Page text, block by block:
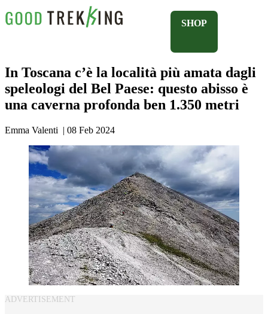
SHOP
In Toscana c’è la località più amata dagli
speleologi del Bel Paese: questo abisso è
una caverna profonda ben 1.350 metri
Emma Valenti | 08 Feb 2024